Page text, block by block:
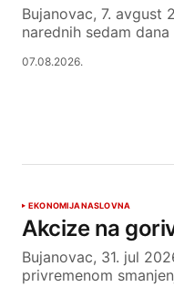
Bujanovac, 7. avgust
narednih sedam
07.08.2026.
EKONOMIJANASLOVNA
Akcize na
Bujanovac, 31. jul
privremenom